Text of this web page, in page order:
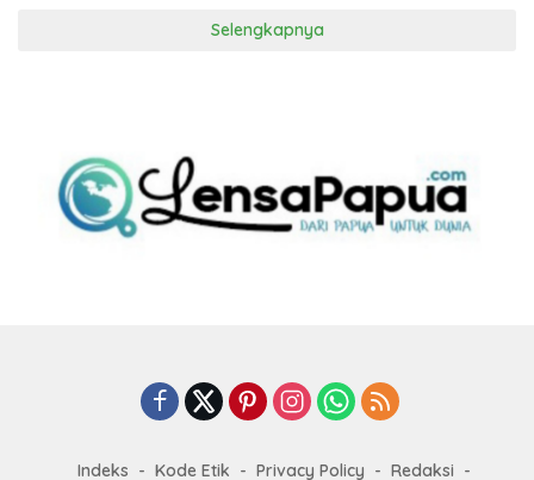
Selengkapnya
Indeks Kode Etik Privacy Policy Redaksi